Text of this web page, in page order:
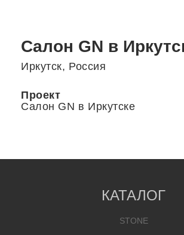
Салон GN в
Иркутск, Россия
Проект
Салон GN в Иркутске
КАТАЛОГ
STONE